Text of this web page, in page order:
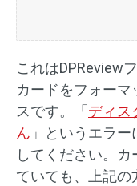
これはDPReview
カードをフォー
スです。「 ディス
ん 」というエラ
してください。
ていても、上記の